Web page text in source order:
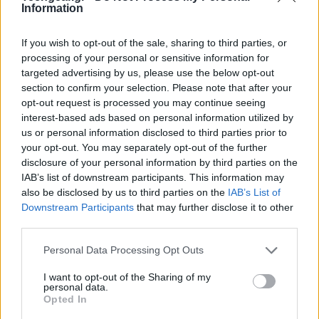
Information
If you wish to opt-out of the sale, sharing to third parties, or
processing of your personal or sensitive information for
targeted advertising by us, please use the below opt-out
section to confirm your selection. Please note that after your
opt-out request is processed you may continue seeing
interest-based ads based on personal information utilized by
us or personal information disclosed to third parties prior to
your opt-out. You may separately opt-out of the further
disclosure of your personal information by third parties on the
IAB’s list of downstream participants. This information may
also be disclosed by us to third parties on the IAB’s List of
Downstream Participants that may further disclose it to other
Please note that this website/app uses one or more Google
not limited to your visit or usage behaviour. You may click to
grant or deny consent to Google and its third-party tags to
use your data for below specified purposes in below Google
Personal Data Processing Opt Outs
I want to opt-out of the Sharing of my
personal data.
Opted In
iCloud και έχει διορθώσει την ορθογραφία του, αλλά
πατήσετε τίποτα. Απλά διαγράψτε και δηλώστε ότι
πρόκειται για απάτη (Delete & Report Junk).
ΕΛΤΑ - Λυπούμαστε που σας ενημερώνουμε ότι δεν
μπορούμε να παραδώσουμε το δέμα σας λόγω